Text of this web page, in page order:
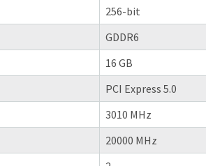
256-bit
GDDR6
16 GB
PCI Express 5.0
3010 MHz
20000 MHz